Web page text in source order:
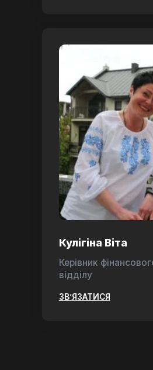
Кулігіна Віта
Керівник
відділу
ЗВ’ЯЗАТИСЯ